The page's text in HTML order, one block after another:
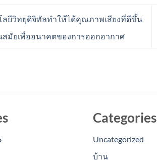
ลยีวิทยุดิจิทัลทำให้ได้คุณภาพเสียงที่ดีขึ้น
มัยเพื่ออนาคตของการออกอากาศ
Categories
Uncategorized
บ้าน